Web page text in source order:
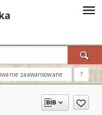
zaawansowane ?